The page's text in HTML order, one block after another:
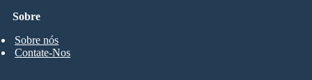
Sobre
Sobre nós
Contate-Nos